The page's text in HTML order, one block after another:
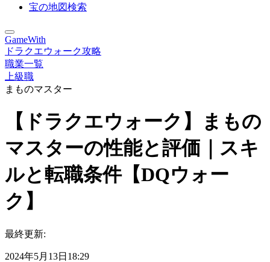
宝の地図検索
GameWith
ドラクエウォーク攻略
職業一覧
上級職
まものマスター
【ドラクエウォーク】まもの
マスターの性能と評価｜スキ
ルと転職条件【DQウォー
ク】
最終更新:
2024年5月13日18:29